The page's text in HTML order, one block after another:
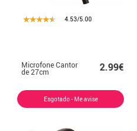
4.53/5.00
Microfone Cantor
de 27cm 2.99€
Esgotado - Me avise